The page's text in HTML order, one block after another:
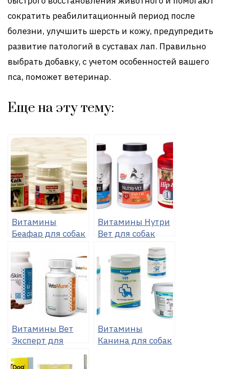
сократить реабилитационный период после
болезни, улучшить шерсть и кожу, предупредить
развитие патологий в суставах лап. Правильно
выбрать добавку, с учетом особенностей вашего
пса, поможет ветеринар.
Еще на эту тему:
Витамины
Беафар для собак
Витамины Нутри
Вет для собак
Витамины Вет
Эксперт для
Витамины
Канина для собак